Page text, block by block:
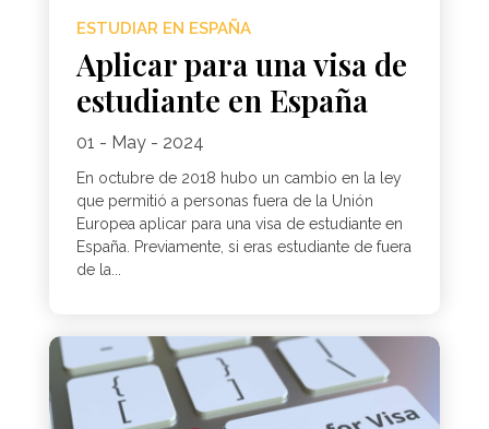
ESTUDIAR EN ESPAÑA
Aplicar para una visa de
estudiante en España
01 - May - 2024
En octubre de 2018 hubo un cambio en la ley
que permitió a personas fuera de la Unión
Europea aplicar para una visa de estudiante en
España. Previamente, si eras estudiante de fuera
de la...